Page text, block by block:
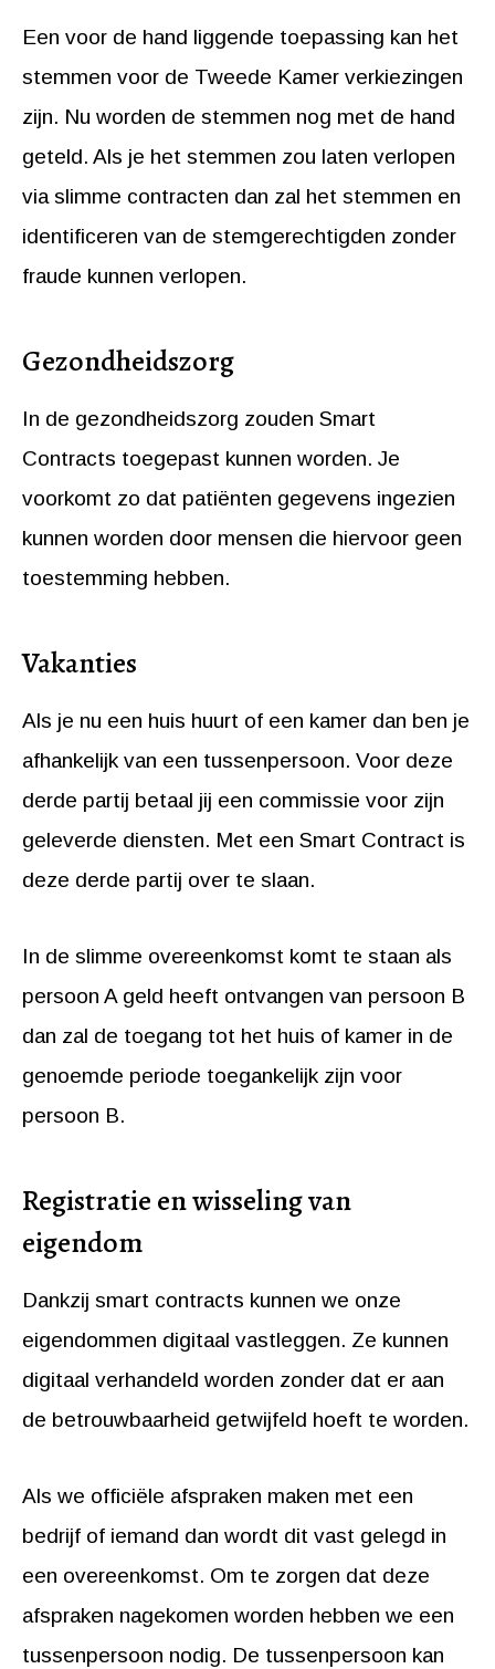
Een voor de hand liggende toepassing kan het
stemmen voor de Tweede Kamer verkiezingen
zijn. Nu worden de stemmen nog met de hand
geteld. Als je het stemmen zou laten verlopen
via slimme contracten dan zal het stemmen en
identificeren van de stemgerechtigden zonder
fraude kunnen verlopen.
Gezondheidszorg
In de gezondheidszorg zouden Smart
Contracts toegepast kunnen worden. Je
voorkomt zo dat patiënten gegevens ingezien
kunnen worden door mensen die hiervoor geen
toestemming hebben.
Vakanties
Als je nu een huis huurt of een kamer dan ben je
afhankelijk van een tussenpersoon. Voor deze
derde partij betaal jij een commissie voor zijn
geleverde diensten. Met een Smart Contract is
deze derde partij over te slaan.
In de slimme overeenkomst komt te staan als
persoon A geld heeft ontvangen van persoon B
dan zal de toegang tot het huis of kamer in de
genoemde periode toegankelijk zijn voor
persoon B.
Registratie en wisseling van
eigendom
Dankzij smart contracts kunnen we onze
eigendommen digitaal vastleggen. Ze kunnen
digitaal verhandeld worden zonder dat er aan
de betrouwbaarheid getwijfeld hoeft te worden.
Als we officiële afspraken maken met een
bedrijf of iemand dan wordt dit vast gelegd in
een overeenkomst. Om te zorgen dat deze
afspraken nagekomen worden hebben we een
tussenpersoon nodig. De tussenpersoon kan